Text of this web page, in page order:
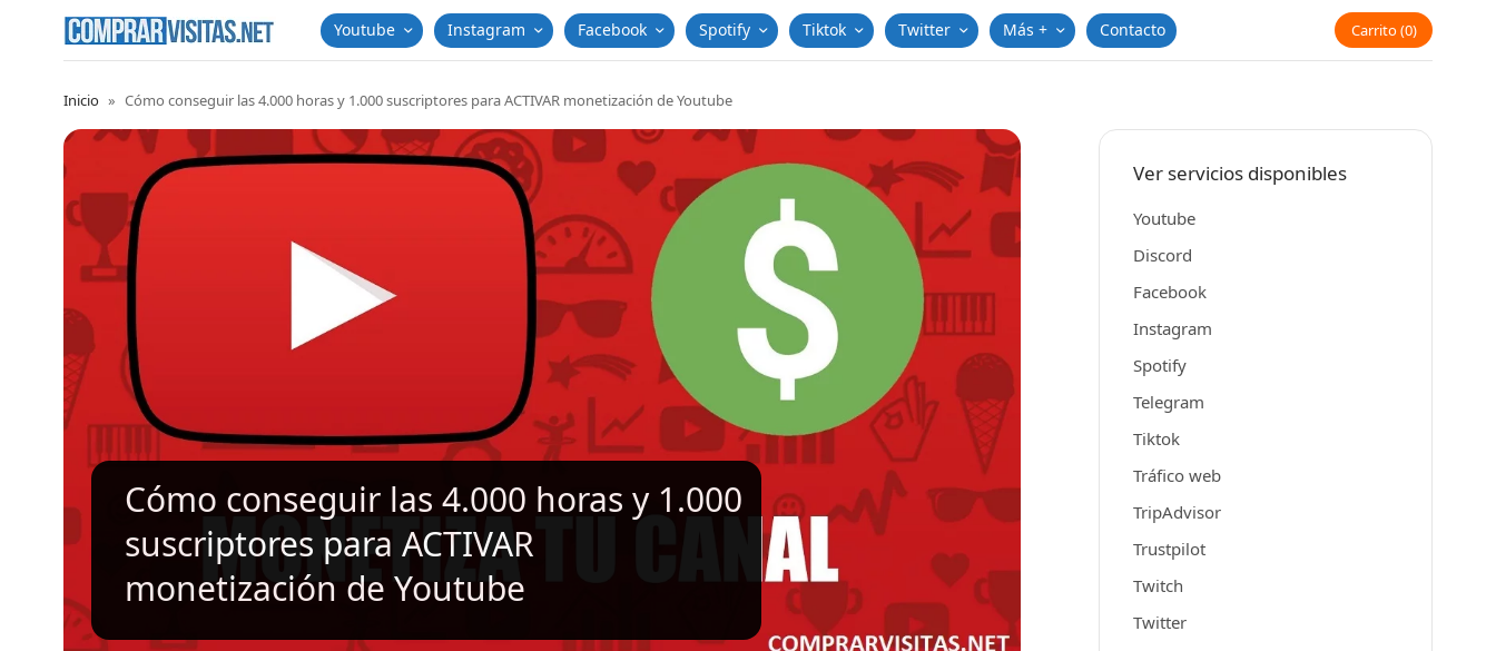
Youtube Instagram Facebook Spotify Tiktok Twitter Más + Contacto Carrito 0
Inicio » Cómo conseguir las 4.000 horas y 1.000 suscriptores para ACTIVAR monetización de Youtube
Cómo conseguir las 4.000 horas y 1.000
suscriptores para ACTIVAR
monetización de Youtube
Ver servicios disponibles
Youtube
Discord
Facebook
Instagram
Spotify
Telegram
Tiktok
Tráfico web
TripAdvisor
Trustpilot
Twitch
Twitter